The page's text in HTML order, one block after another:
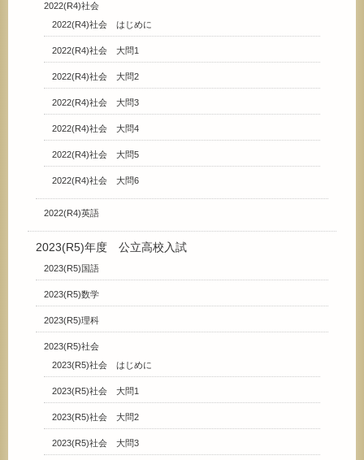
2022(R4)社会
2022(R4)社会 はじめに
2022(R4)社会 大問1
2022(R4)社会 大問2
2022(R4)社会 大問3
2022(R4)社会 大問4
2022(R4)社会 大問5
2022(R4)社会 大問6
2022(R4)英語
2023(R5)年度 公立高校入試
2023(R5)国語
2023(R5)数学
2023(R5)理科
2023(R5)社会
2023(R5)社会 はじめに
2023(R5)社会 大問1
2023(R5)社会 大問2
2023(R5)社会 大問3